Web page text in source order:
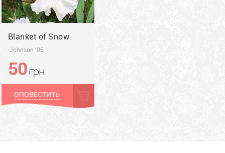
Blanket of Snow
Johnson '06
грн
50грн
ОПОВЕСТИТЬ